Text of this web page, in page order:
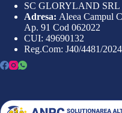
SC GLORYLAND SRL
Adresa: Aleea Campul
Ap. 91 Cod 062022
CUI: 49690132
Reg.Com: J40/4481/2024